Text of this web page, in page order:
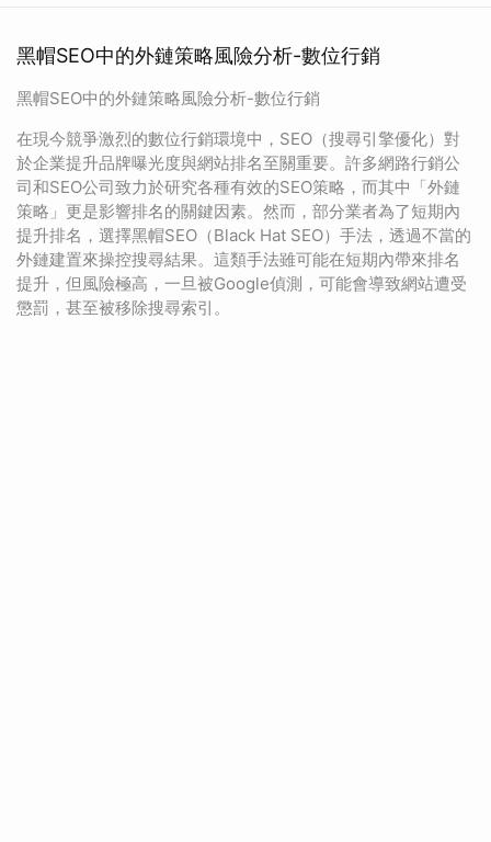
黑帽SEO中的外鏈策略風險分析-數位行銷
黑帽SEO中的外鏈策略風險分析-數位行銷
在現今競爭激烈的數位行銷環境中，SEO（搜尋引擎優化）對
於企業提升品牌曝光度與網站排名至關重要。許多網路行銷公
司和SEO公司致力於研究各種有效的SEO策略，而其中「外鏈
策略」更是影響排名的關鍵因素。然而，部分業者為了短期內
提升排名，選擇黑帽SEO（Black Hat SEO）手法，透過不當的
外鏈建置來操控搜尋結果。這類手法雖可能在短期內帶來排名
提升，但風險極高，一旦被Google偵測，可能會導致網站遭受
懲罰，甚至被移除搜尋索引。